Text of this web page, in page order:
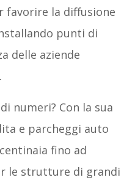
favorire la diffusione
punti di
delle aziende
numeri? Con la sua
e parcheggi auto
fino ad
le strutture di grandi